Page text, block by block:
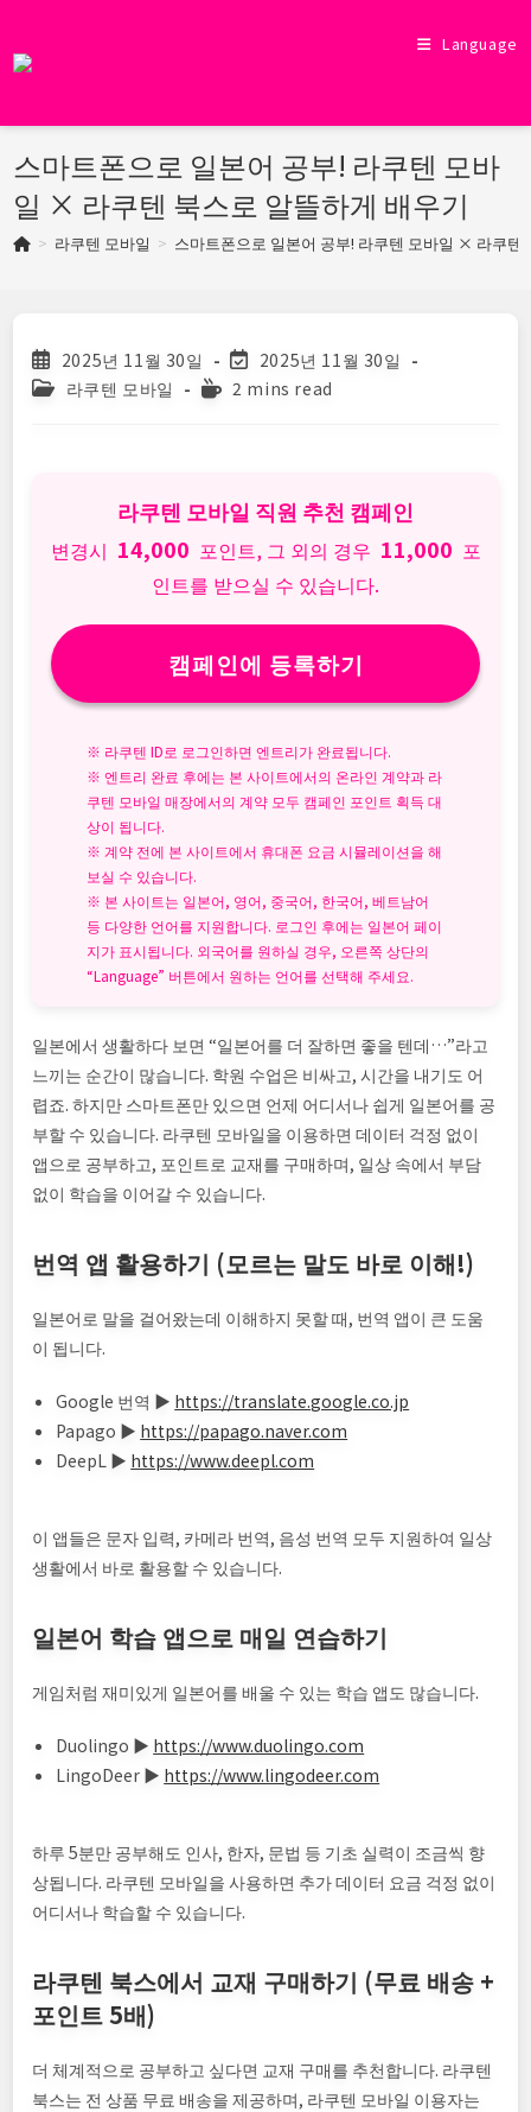
content
Language
스마트폰으로 일본어 공부! 라쿠텐 모바
일 × 라쿠텐 북스로 알뜰하게 배우기
> 라쿠텐 모바일 > 스마트폰으로 일본어 공부! 라쿠텐 모바일 × 라쿠텐
Post
published:
2025년 11월 30일
Post
last
2025년 11월 30일
Post라쿠텐 모바일
Reading2 mins read
라쿠텐 모바일 직원 추천 캠페인
변경시 14,000 포인트, 그 외의 경우 11,000 포
인트를 받으실 수 있습니다.
캠페인에 등록하기
※ 라쿠텐 ID로 로그인하면 엔트리가 완료됩니다.
※ 엔트리 완료 후에는 본 사이트에서의 온라인 계약과 라
쿠텐 모바일 매장에서의 계약 모두 캠페인 포인트 획득 대
상이 됩니다.
※ 계약 전에 본 사이트에서 휴대폰 요금 시뮬레이션을 해
보실 수 있습니다.
※ 본 사이트는 일본어, 영어, 중국어, 한국어, 베트남어
등 다양한 언어를 지원합니다. 로그인 후에는 일본어 페이
지가 표시됩니다. 외국어를 원하실 경우, 오른쪽 상단의
“Language” 버튼에서 원하는 언어를 선택해 주세요.
일본에서 생활하다 보면 “일본어를 더 잘하면 좋을 텐데…”라고
느끼는 순간이 많습니다. 학원 수업은 비싸고, 시간을 내기도 어
렵죠. 하지만 스마트폰만 있으면 언제 어디서나 쉽게 일본어를 공
부할 수 있습니다. 라쿠텐 모바일을 이용하면 데이터 걱정 없이
앱으로 공부하고, 포인트로 교재를 구매하며, 일상 속에서 부담
없이 학습을 이어갈 수 있습니다.
번역 앱 활용하기 (모르는 말도 바로 이해!)
일본어로 말을 걸어왔는데 이해하지 못할 때, 번역 앱이 큰 도움
이 됩니다.
Google 번역 ▶ https://translate.google.co.jp
Papago ▶ https://papago.naver.com
DeepL ▶ https://www.deepl.com
이 앱들은 문자 입력, 카메라 번역, 음성 번역 모두 지원하여 일상
생활에서 바로 활용할 수 있습니다.
일본어 학습 앱으로 매일 연습하기
게임처럼 재미있게 일본어를 배울 수 있는 학습 앱도 많습니다.
Duolingo ▶ https://www.duolingo.com
LingoDeer ▶ https://www.lingodeer.com
하루 5분만 공부해도 인사, 한자, 문법 등 기초 실력이 조금씩 향
상됩니다. 라쿠텐 모바일을 사용하면 추가 데이터 요금 걱정 없이
어디서나 학습할 수 있습니다.
라쿠텐 북스에서 교재 구매하기 (무료 배송 +
포인트 5배)
더 체계적으로 공부하고 싶다면 교재 구매를 추천합니다. 라쿠텐
북스는 전 상품 무료 배송을 제공하며, 라쿠텐 모바일 이용자는